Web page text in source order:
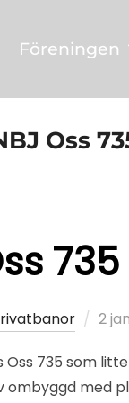
Föreningen
Oss
735
2
Oss 735 som
ombyggd med